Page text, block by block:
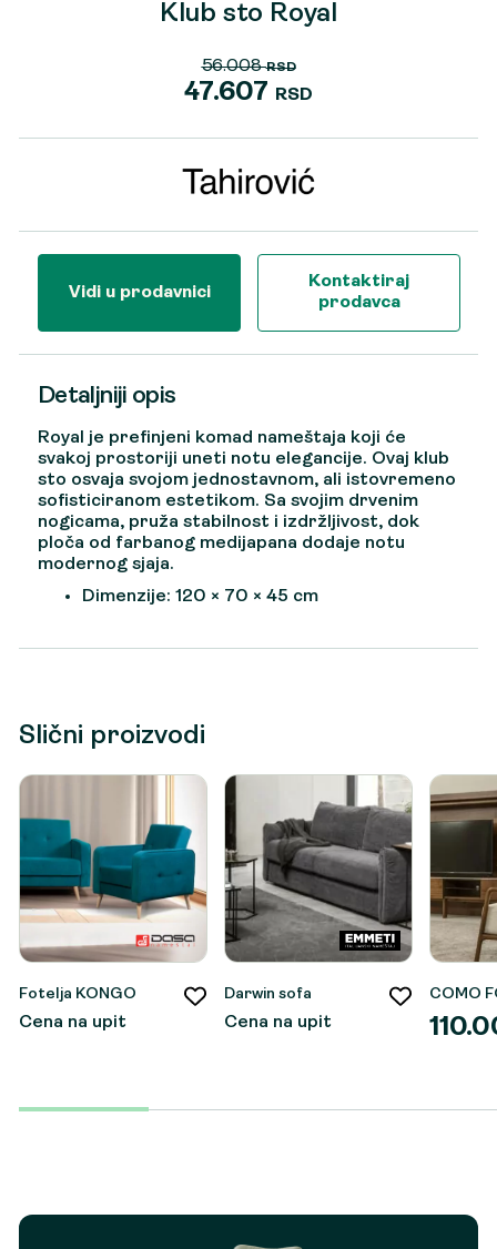
Klub sto Royal
56.008RSD
Originalna
56.008 RSD.
47.607
RSD
cena
47.607 RSD.
Vidi u prodavnici
Kontaktiraj
prodavca
Detaljniji opis
Royal je prefinjeni komad nameštaja koji će
svakoj prostoriji uneti notu elegancije. Ovaj klub
sto osvaja svojom jednostavnom, ali istovremeno
sofisticiranom estetikom. Sa svojim drvenim
nogicama, pruža stabilnost i izdržljivost, dok
ploča od farbanog medijapana dodaje notu
modernog sjaja.
Dimenzije: 120 × 70 × 45 cm
Slični proizvodi
Fotelja KONGO
Cena na upit
Darwin sofa
Cena na upit
COMO